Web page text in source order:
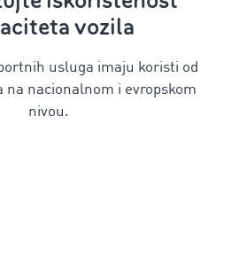
vozila
usluga imaju koristi od
na nacionalnom i evropskom
nivou.